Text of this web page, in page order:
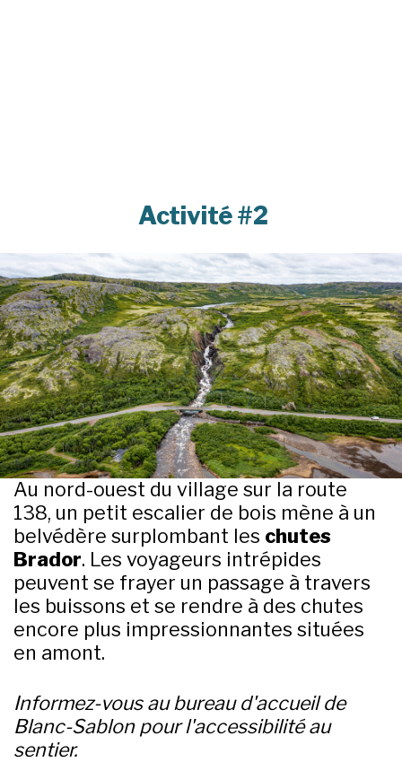
Activité #2
Au nord-ouest du village sur la route
138, un petit escalier de bois mène à un
belvédère surplombant les chutes
Brador. Les voyageurs intrépides
peuvent se frayer un passage à travers
les buissons et se rendre à des chutes
encore plus impressionnantes situées
en amont.
Informez-vous au bureau d'accueil de
Blanc-Sablon pour l'accessibilité au
sentier.